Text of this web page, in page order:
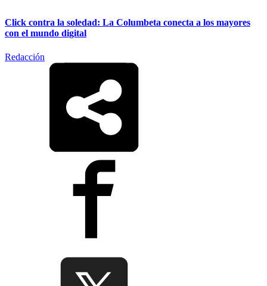
Click contra la soledad: La Columbeta conecta a los mayores
con el mundo digital
Redacción